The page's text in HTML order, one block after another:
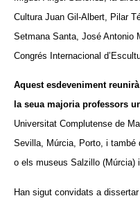
Cultura Juan Gil-Albert, Pilar
Setmana Santa, José Antonio
Congrés Internacional
Aquest esdeveniment
la seua majoria professors
Universitat Complutense de
Sevilla, Múrcia, Porto, i també
o els museus Salzillo (Múrcia)
Han sigut convidats a